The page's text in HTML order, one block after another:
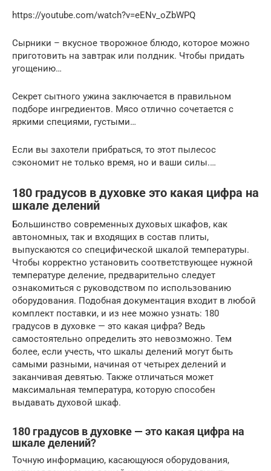
https://youtube.com/watch?v=eENv_oZbWPQ
Сырники – вкусное творожное блюдо, которое можно
приготовить на завтрак или полдник. Чтобы придать
угощению…
Секрет сытного ужина заключается в правильном
подборе ингредиентов. Мясо отлично сочетается с
яркими специями, густыми…
Если вы захотели прибраться, то этот пылесос
сэкономит не только время, но и ваши силы.…
180 градусов в духовке это какая цифра на
шкале делений
Большинство современных духовых шкафов, как
автономных, так и входящих в состав плиты,
выпускаются со специфической шкалой температуры.
Чтобы корректно установить соответствующее нужной
температуре деление, предварительно следует
ознакомиться с руководством по использованию
оборудования. Подобная документация входит в любой
комплект поставки, и из нее можно узнать: 180
градусов в духовке — это какая цифра? Ведь
самостоятельно определить это невозможно. Тем
более, если учесть, что шкалы делений могут быть
самыми разными, начиная от четырех делений и
заканчивая девятью. Также отличаться может
максимальная температура, которую способен
выдавать духовой шкаф.
180 градусов в духовке — это какая цифра на
шкале делений?
Точную информацию, касающуюся оборудования,